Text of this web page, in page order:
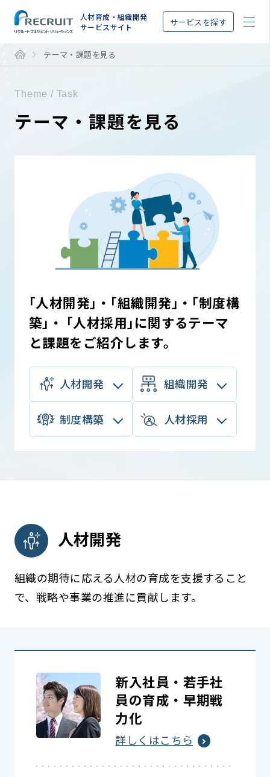
人材育成・組織開発
サービスサイト
サービスを探す
テーマ・課題を見る
Theme / Task
テーマ・課題を見る
｢人材開発｣・｢組織開発｣・｢制度構
築｣・ ｢人材採用｣に関するテーマ
と課題をご紹介します。
人材開発 組織開発
制度構築 人材採用
人材開発
組織の期待に応える人材の育成を支援すること
で、戦略や事業の推進に貢献します。
新入社員・若手社
員の育成・早期戦
力化
詳しくはこちら